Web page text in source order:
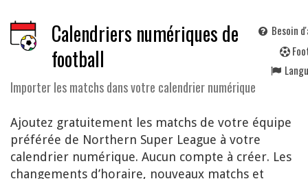
Calendriers numériques de
football
Importer les matchs dans votre calendrier numérique
Besoin
F
Ajoutez gratuitement les matchs de votre équipe
préférée de Northern Super League à votre
calendrier numérique. Aucun compte à créer. Les
changements d’horaire, nouveaux matchs et